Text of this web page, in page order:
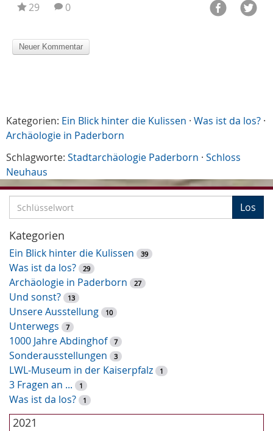
29 0
Kategorien: Ein Blick hinter die Kulissen · Was ist da los? ·
Archäologie in Paderborn
Schlagworte: Stadtarchäologie Paderborn · Schloss
Neuhaus
c
h
l
ü
s
s
e
l
w
o
r
t
-
S
u
Los
Kategorien
Ein Blick hinter die Kulissen 39
Was ist da los? 29
Archäologie in Paderborn 27
Und sonst? 13
Unsere Ausstellung 10
Unterwegs 7
1000 Jahre Abdinghof 7
Sonderausstellungen 3
LWL-Museum in der Kaiserpfalz 1
3 Fragen an ... 1
Was ist da los? 1
2021